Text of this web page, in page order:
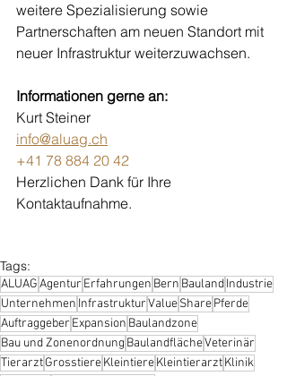
weitere Spezialisierung sowie
Partnerschaften am neuen Standort mit
neuer Infrastruktur weiterzuwachsen.
Informationen gerne an:
Kurt Steiner
info@aluag.ch
+41 78 884 20 42
Herzlichen Dank für Ihre
Kontaktaufnahme.
Tags:
ALUAGAgentur Erfahrungen Bern BaulandIndustrie
Unternehmen InfrastrukturValueSharePferde
Auftraggeber Expansion Baulandzone
Bau und Zonenordnung BaulandflächeVeterinär
TierarztGrosstiereKleintiereKleintierarztKlinik